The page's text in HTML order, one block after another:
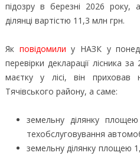
підозру в березні 2026
ділянці вартістю 11,3 млн грн.
Як повідомили у НАЗК у
перевірки декларації лісника
маєтку у лісі, він приховав
Тячівського району, а саме:
земельну ділянку
техобслуговування
земельну ділянку площею